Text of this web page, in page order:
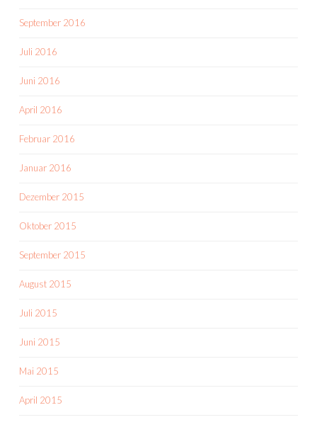
September 2016
Juli 2016
Juni 2016
April 2016
Februar 2016
Januar 2016
Dezember 2015
Oktober 2015
September 2015
August 2015
Juli 2015
Juni 2015
Mai 2015
April 2015